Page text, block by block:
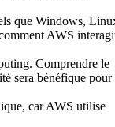
que Windows,
AWS
Comprendre le
sera bénéfique pour
car AWS utilise